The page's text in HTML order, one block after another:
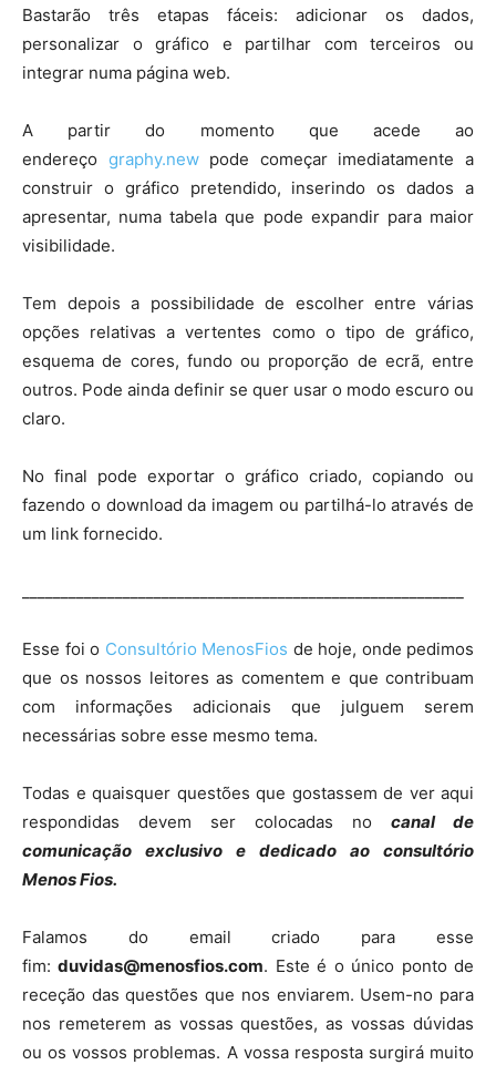
Bastarão três etapas fáceis: adicionar os dados,
personalizar o gráfico e partilhar com terceiros ou
integrar numa página web.
A partir do momento que acede ao
endereço graphy.newpode começar imediatamente a
construir o gráfico pretendido, inserindo os dados a
apresentar, numa tabela que pode expandir para maior
visibilidade.
Tem depois a possibilidade de escolher entre várias
opções relativas a vertentes como o tipo de gráfico,
esquema de cores, fundo ou proporção de ecrã, entre
outros. Pode ainda definir se quer usar o modo escuro ou
claro.
No final pode exportar o gráfico criado, copiando ou
fazendo o download da imagem ou partilhá-lo através de
um link fornecido.
Esse foi o Consultório MenosFios de hoje, onde pedimos
que os nossos leitores as comentem e que contribuam
com informações adicionais que julguem serem
necessárias sobre esse mesmo tema.
Todas e quaisquer questões que gostassem de ver aqui
respondidas devem ser colocadas no canal de
comunicação exclusivo e dedicado ao consultório
Menos Fios.
Falamos do email criado para esse
fim:duvidas@menosfios.com. Este é o único ponto de
receção das questões que nos enviarem. Usem-no para
nos remeterem as vossas questões, as vossas dúvidas
ou os vossos problemas. A vossa resposta surgirá muito